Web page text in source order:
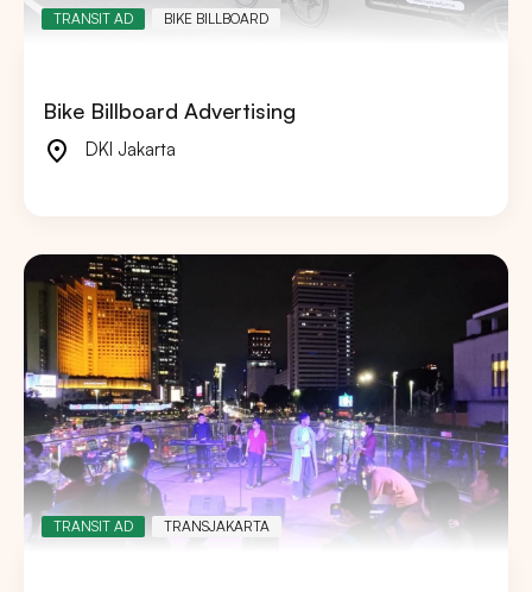
TRANSIT AD BIKE BILLBOARD
Bike Billboard Advertising
DKI Jakarta
TRANSIT AD TRANSJAKARTA